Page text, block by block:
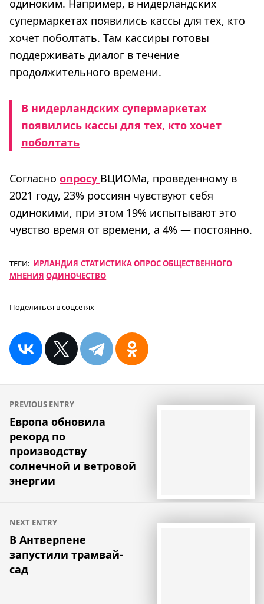
одиноким. Например, в нидерландских
супермаркетах появились кассы для тех, кто
хочет поболтать. Там кассиры готовы
поддерживать диалог в течение
продолжительного времени.
В нидерландских супермаркетах
появились кассы для тех, кто хочет
поболтать
Согласно опросу ВЦИОМа, проведенному в
2021 году, 23% россиян чувствуют себя
одинокими, при этом 19% испытывают это
чувство время от времени, а 4% — постоянно.
ТЕГИ: ИРЛАНДИЯ СТАТИСТИКАОПРОС ОБЩЕСТВЕННОГО
МНЕНИЯ ОДИНОЧЕСТВО
Поделиться в соцсетях
Навигация
по
записям
PREVIOUS ENTRY
Европа обновила
рекорд по
производству
солнечной и ветровой
энергии
NEXT ENTRY
В Антверпене
запустили трамвай-
сад